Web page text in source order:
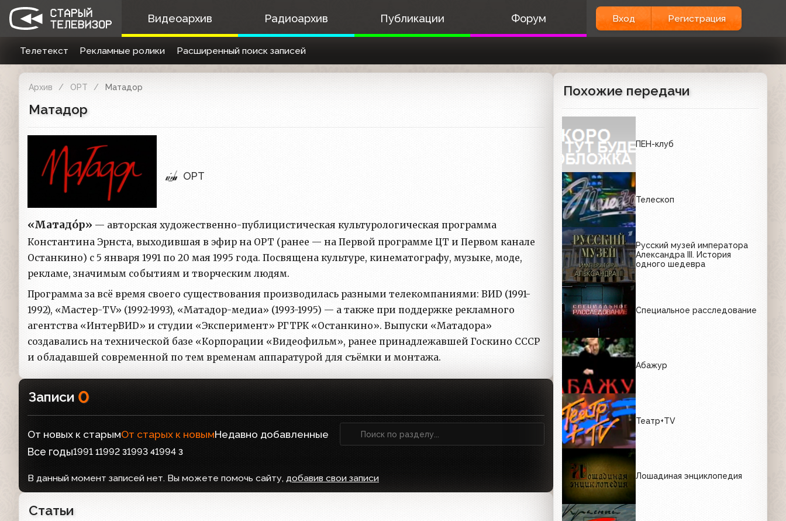
Видеоархив Радиоархив Публикации Форум Вход Регистрация
Телетекст Рекламные ролики Расширенный поиск записей
Архив ОРТ Матадор
Матадор
ОРТ
«Матадо́р» — авторская художественно-публицистическая культурологическая программа
Константина Эрнста, выходившая в эфир на ОРТ (ранее — на Первой программе ЦТ и Первом канале
Останкино) с 5 января 1991 по 20 мая 1995 года. Посвящена культуре, кинематографу, музыке, моде,
рекламе, значимым событиям и творческим людям.
Программа за всё время своего существования производилась разными телекомпаниями: ВИD (1991-
1992), «Мастер-TV» (1992-1993), «Матадор-медиа» (1993-1995) — а также при поддержке рекламного
агентства «ИнтерВИD» и студии «Эксперимент» РГТРК «Останкино». Выпуски «Матадора»
создавались на технической базе «Корпорации «Видеофильм», ранее принадлежавшей Госкино СССР
и обладавшей современной по тем временам аппаратурой для съёмки и монтажа.
Записи 0
От новых к старымОт старых к новымНедавно добавленные
Все годы1991 11992 31993 41994 3
В данный момент записей нет. Вы можете помочь сайту, добавив свои записи
Статьи
Похожие передачи
ПЕН-клуб
Телескоп
Русский музей императора
Александра III. История
одного шедевра
Специальное расследование
Абажур
Театр+TV
Лошадиная энциклопедия